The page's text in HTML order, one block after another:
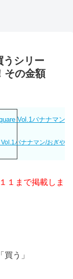
うシリー
その金額
バナナマン/おぎや…
１まで掲載しま
う」